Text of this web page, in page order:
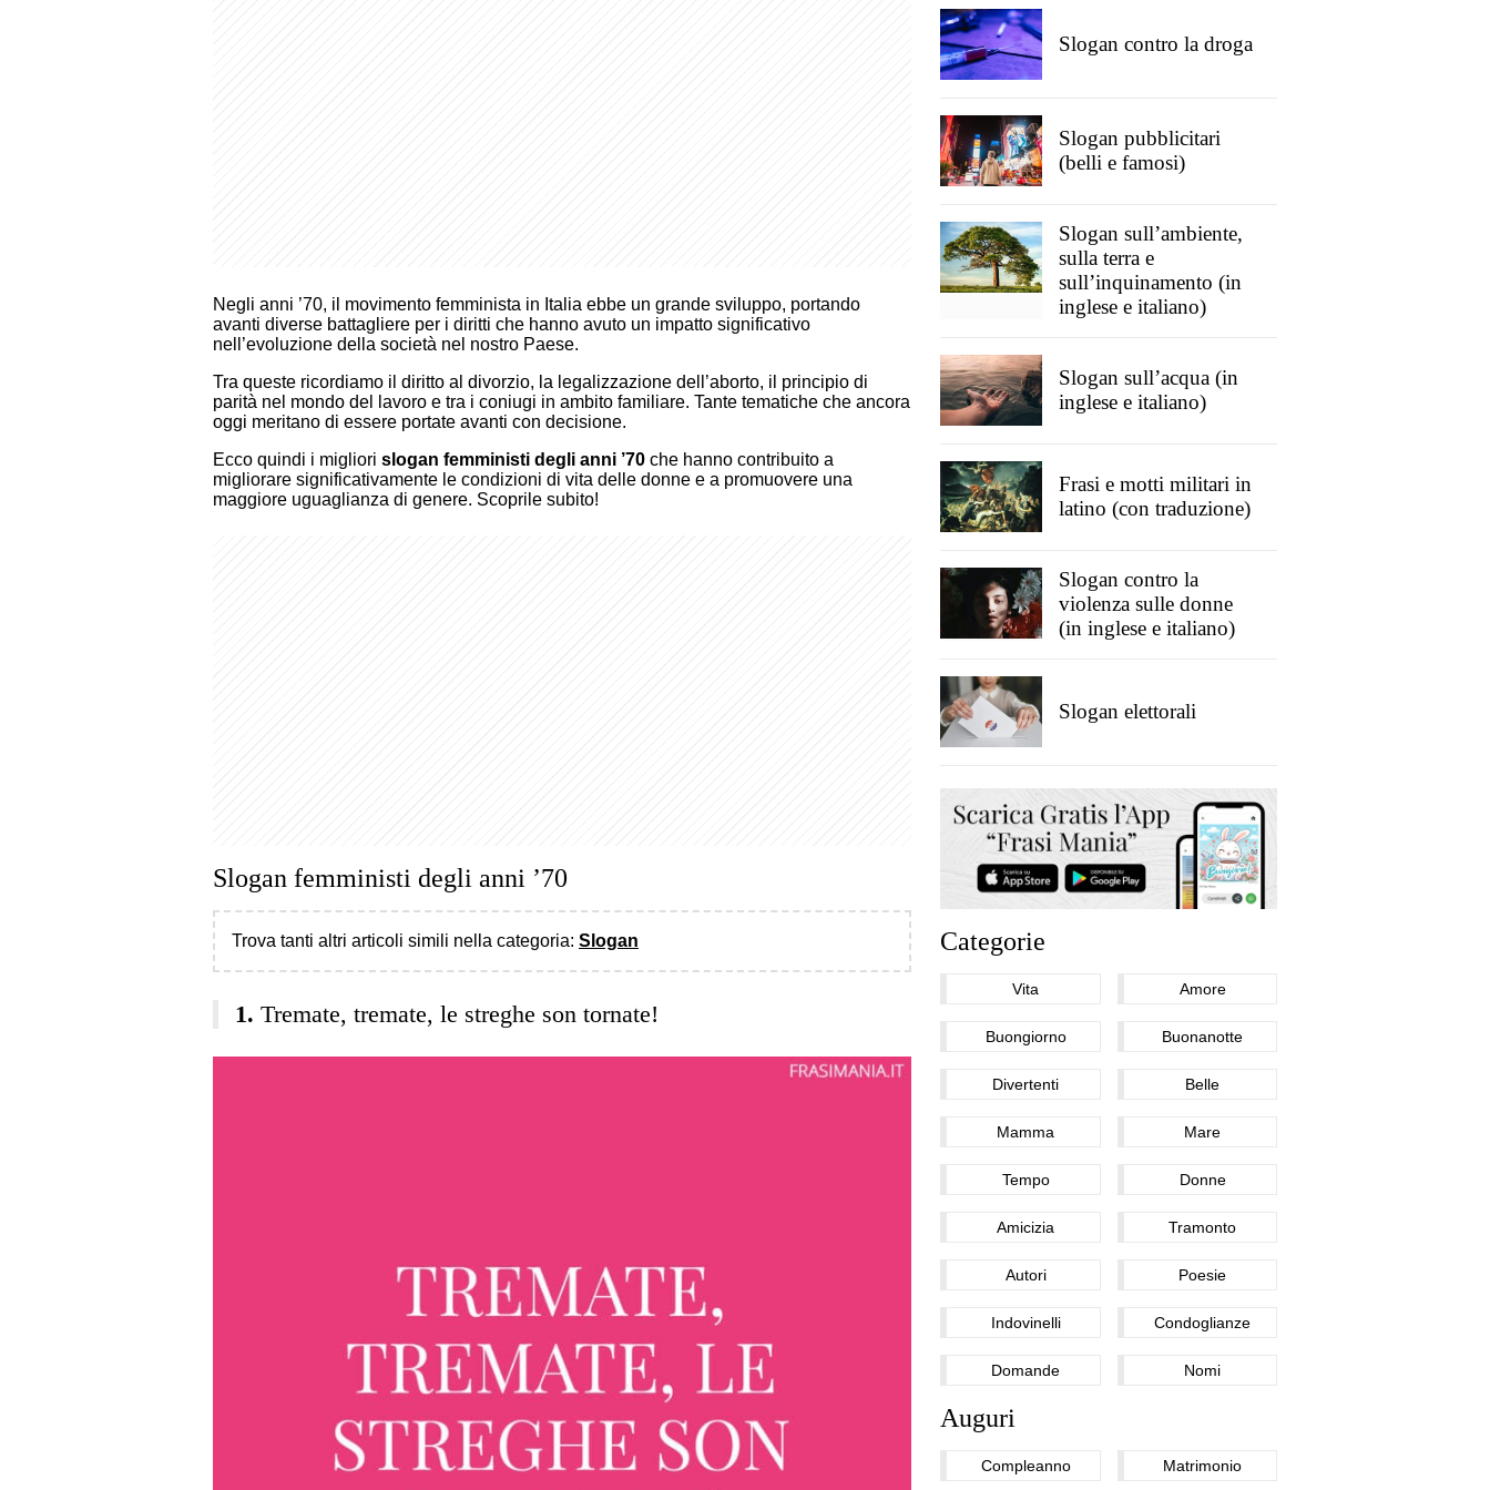
Negli anni ’70, il movimento femminista in Italia ebbe un grande sviluppo, portando
avanti diverse battagliere per i diritti che hanno avuto un impatto significativo
nell’evoluzione della società nel nostro Paese.
Tra queste ricordiamo il diritto al divorzio, la legalizzazione dell’aborto, il principio di
parità nel mondo del lavoro e tra i coniugi in ambito familiare. Tante tematiche che ancora
oggi meritano di essere portate avanti con decisione.
Ecco quindi i migliori slogan femministi degli anni ’70 che hanno contribuito a
migliorare significativamente le condizioni di vita delle donne e a promuovere una
maggiore uguaglianza di genere. Scoprile subito!
Slogan femministi degli anni ’70
Trova tanti altri articoli simili nella categoria: Slogan
Tremate, tremate, le streghe son tornate!
Slogan contro la droga
Slogan pubblicitari
(belli e famosi)
Slogan sull’ambiente,
sulla terra e
sull’inquinamento (in
inglese e italiano)
Slogan sull’acqua (in
inglese e italiano)
Frasi e motti militari in
latino (con traduzione)
Slogan contro la
violenza sulle donne
(in inglese e italiano)
Slogan elettorali
Categorie
Vita Amore
Buongiorno Buonanotte
Divertenti Belle
Mamma Mare
Tempo Donne
Amicizia Tramonto
Autori Poesie
Indovinelli Condoglianze
Domande Nomi
Auguri
Compleanno Matrimonio